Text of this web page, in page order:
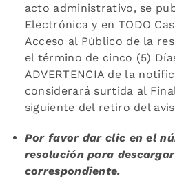
acto administrativo, se
Electrónica y en TODO
Acceso al Público de la
el término de cinco (5)
ADVERTENCIA de la
considerará surtida al
siguiente del retiro del
Por favor dar clic en el
resolución para
correspondiente.